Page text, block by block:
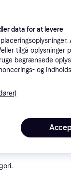
data for at levere
tilgå oplysninger
begrænsede
og